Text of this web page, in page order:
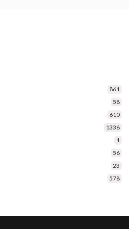
861
58
610
1336
1
56
23
578